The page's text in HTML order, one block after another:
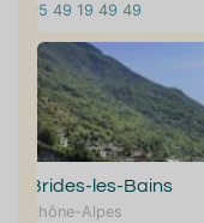
05 49 19 49 49
Brides-les-Bains
Rhône-Alpes